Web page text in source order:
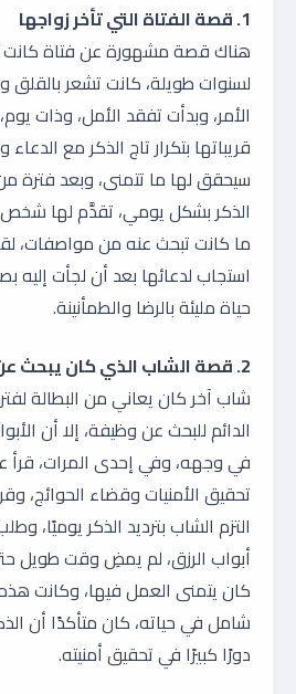
1. قصة الفتاة التي تأخر زواجها
هناك قصة مشهورة عن فتاة كانت
لسنوات طويلة، كانت تشعر
الأمر، وبدأت تفقد الأمل، وذات
قريباتها بتكرار تاج الذكر مع الدعاء
سيحقق لها ما تتمنى، وبعد فترة من
الذكر بشكل يومي، تقدَّم لها
ما كانت تبحث عنه من مواصفات،
استجاب لدعائها بعد أن لجأت
حياة مليئة بالرضا والطمأنينة.
2. قصة الشاب الذي كان يبحث عن عمل
شاب آخر كان يعاني من البطالة
الدائم للبحث عن وظيفة، إلا أن
في وجهه، وفي إحدى المرات، قرأ
تحقيق الأمنيات وقضاء الحوائج،
التزم الشاب بترديد الذكر يوميًا،
أبواب الرزق، لم يمضِ وقت طويل
كان يتمنى العمل فيها، وكانت هذه
شامل في حياته، كان متأكدًا أن
دورًا كبيرًا في تحقيق أمنيته.